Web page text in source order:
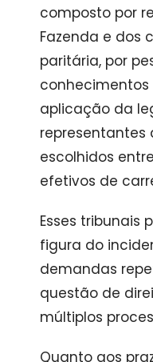
composto por
Fazenda e dos
paritária, por
conhecimentos
aplicação da
representantes
escolhidos
efetivos de
Esses tribunais
figura do
demandas
questão de
múltiplos
Quanto aos